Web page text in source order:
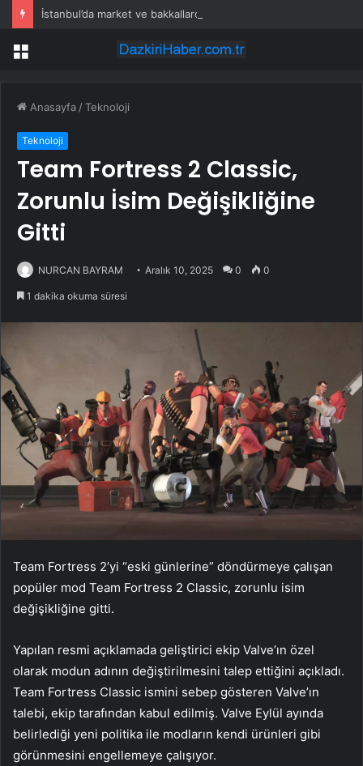
Menü
Anasayfa /Teknoloji
Teknoloji
Team Fortress 2 Classic,
Zorunlu İsim Değişikliğine
Gitti
NURCAN BAYRAM Aralık 10, 2025 0 0
1 dakika okuma süresi
Team Fortress 2’yi “eski günlerine” döndürmeye çalışan
popüler mod Team Fortress 2 Classic, zorunlu isim
değişikliğine gitti.
Yapılan resmi açıklamada geliştirici ekip Valve’ın özel
olarak modun adının değiştirilmesini talep ettiğini açıkladı.
Team Fortress Classic ismini sebep gösteren Valve’ın
talebi, ekip tarafından kabul edilmiş. Valve Eylül ayında
belirlediği yeni politika ile modların kendi ürünleri gibi
görünmesini engellemeye çalışıyor.